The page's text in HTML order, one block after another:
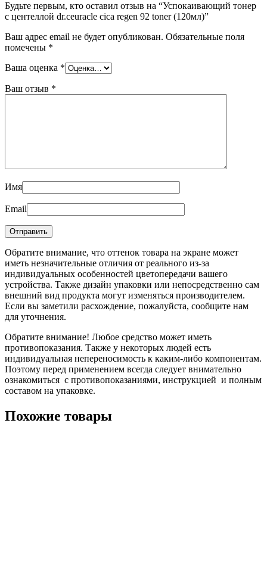
Будьте первым, кто оставил отзыв на “Успокаивающий тонер
с центеллой dr.ceuracle cica regen 92 toner (120мл)”
Ваш адрес email не будет опубликован. Обязательные поля
помечены *
Ваша оценка *
Ваш отзыв *
Имя
Email
Обратите внимание, что оттенок товара на экране может
иметь незначительные отличия от реального из-за
индивидуальных особенностей цветопередачи вашего
устройства. Также дизайн упаковки или непосредственно сам
внешний вид продукта могут изменяться производителем.
Если вы заметили расхождение, пожалуйста, сообщите нам
для уточнения.
Обратите внимание! Любое средство может иметь
противопоказания. Также у некоторых людей есть
индивидуальная непереносимость к каким-либо компонентам.
Поэтому перед применением всегда следует внимательно
ознакомиться с противопоказаниями, инструкцией и полным
составом на упаковке.
Похожие товары